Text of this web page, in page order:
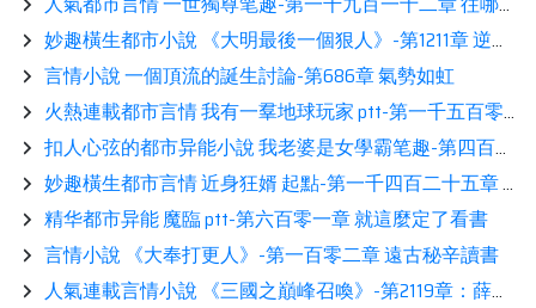
妙趣橫生都市小說 《大明最後一個狠人》-第1211章 逆鱗閲讀
言情小說 一個頂流的誕生討論-第686章 氣勢如虹
火熱連載都市言情 我有一羣地球玩家 ptt-第一千五百零四章：考試（一）推薦
扣人心弦的都市异能小說 我老婆是女學霸笔趣-第四百二十六章 別掙扎，我吸定了！
妙趣橫生都市言情 近身狂婿 起點-第一千四百二十五章 莊園主人的憤怒！分享
精华都市异能 魔臨 ptt-第六百零一章 就這麼定了看書
言情小說 《大奉打更人》-第一百零二章 遠古秘辛讀書
人氣連載言情小說 《三國之巔峰召喚》-第2119章：薛仁貴之威相伴